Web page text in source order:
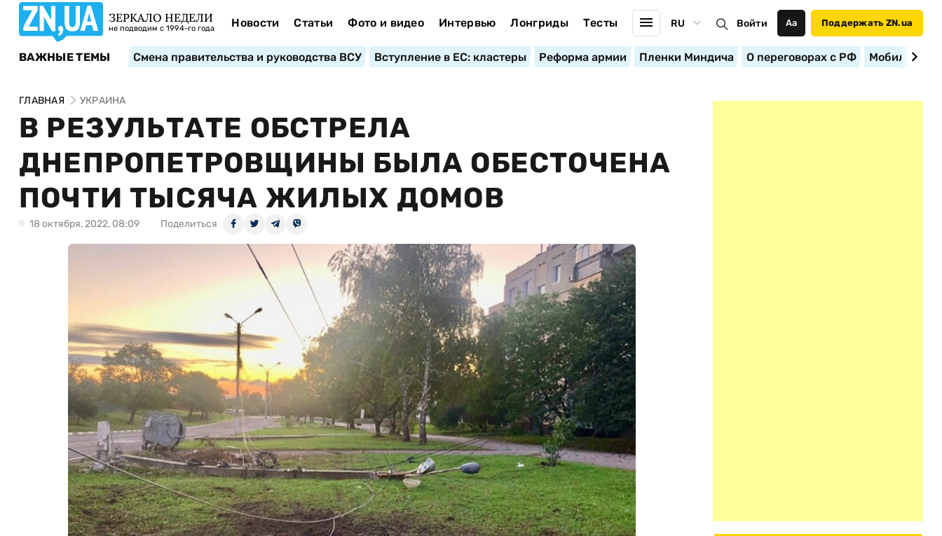
ЗЕРКАЛО НЕДЕЛИ
не подводим с 1994-го года Новости Статьи Фото и видео Интервью Лонгриды Тесты RU Войти Аа Поддержать ZN.ua
ВАЖНЫЕ ТЕМЫ Смена правительства и руководства ВСУ Вступление в ЕС: кластеры Реформа армии Пленки Миндича О переговорах с РФ
ГЛАВНАЯ УКРАИНА
В РЕЗУЛЬТАТЕ ОБСТРЕЛА
ДНЕПРОПЕТРОВЩИНЫ БЫЛА ОБЕСТОЧЕНА
ПОЧТИ ТЫСЯЧА ЖИЛЫХ ДОМОВ
18 октября, 2022, 08:09 Поделиться